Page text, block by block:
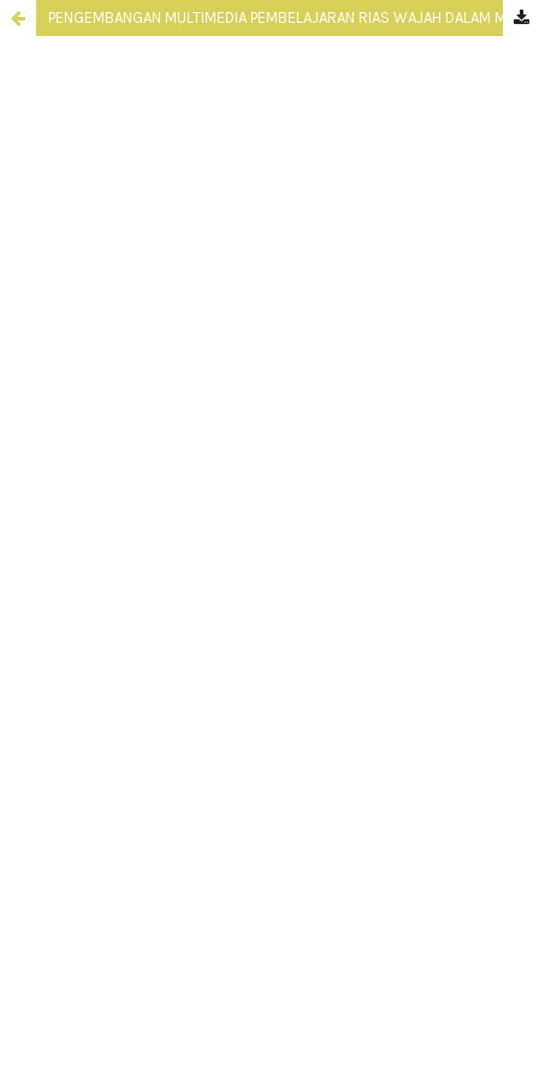
PENGEMBANGAN MULTIMEDIA PEMBELAJARAN RIAS WAJAH DALAM MENINGKATKAN PENGETAHUAN SISWA SMK KECANTIKAN KULIT KELAS X